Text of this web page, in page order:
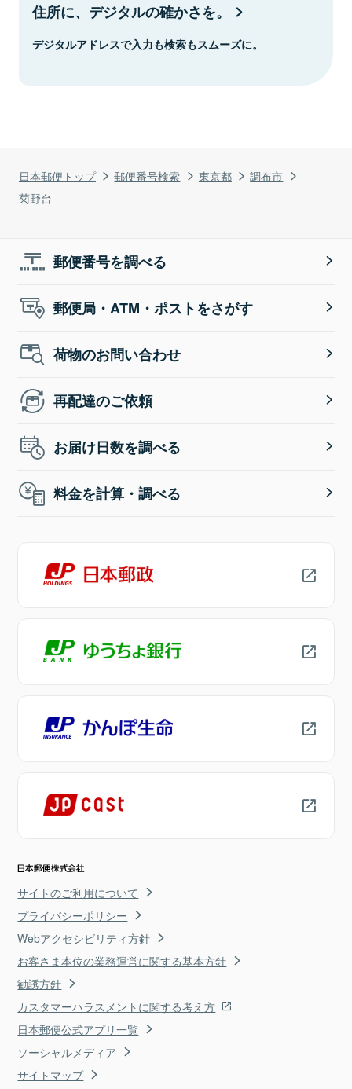
日本郵便トップ 郵便番号検索 東京都
調布市
菊野台
住所に、デジタルの確かさを。
デジタルアドレスで入力も検索もスムーズに。
郵便番号を調べる
郵便局・ATM・ポストをさがす
荷物のお問い合わせ
再配達のご依頼
お届け日数を調べる
料金を計算・調べる
サイトのご利用について
プライバシーポリシー
Webアクセシビリティ方針
お客さま本位の業務運営に関する基本方針
勧誘方針
カスタマーハラスメントに関する考え方
日本郵便公式アプリ一覧
ソーシャルメディア
サイトマップ